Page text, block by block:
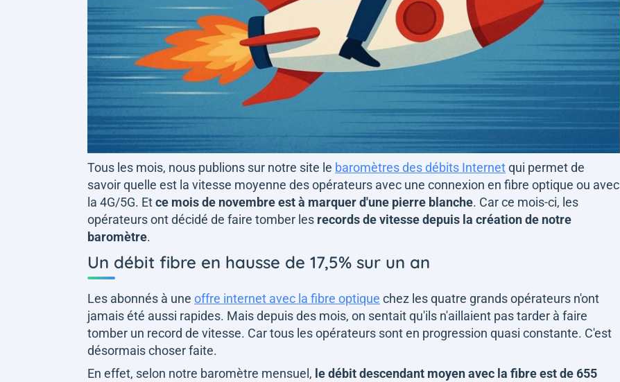
Tous les mois, nous publions sur notre site le baromètres des débits Internetqui permet de
savoir quelle est la vitesse moyenne des opérateurs avec une connexion en fibre optique ou avec
la 4G/5G. Etce mois de novembre est à marquer d'une pierre blanche. Car ce mois-ci, les
opérateurs ont décidé de faire tomber les records de vitesse depuis la création de notre
baromètre.
Un débit fibre en hausse de 17,5% sur un an
Les abonnés à une offre internet avec la fibre optique chez les quatre grands opérateurs n'ont
jamais été aussi rapides. Mais depuis des mois, on sentait qu'ils n'aillaient pas tarder à faire
tomber un record de vitesse. Car tous les opérateurs sont en progression quasi constante. C'est
désormais choser faite.
En effet, selon notre baromètre mensuel, le débit descendant moyen avec la fibre est de 655